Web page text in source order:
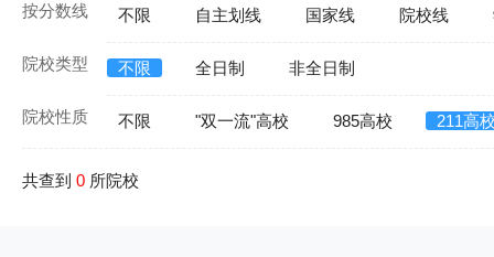
按分数线 不限 自主划线 国家线 院校线
院校类型 不限 全日制 非全日制
院校性质 不限 "双一流"高校 985高校 211高
共查到 0 所院校